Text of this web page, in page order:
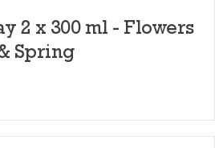
2 x 300 ml - Flowers
Spring